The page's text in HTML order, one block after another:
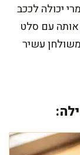
יכולה לככב
אותה עם סלט
משולחן עשיר